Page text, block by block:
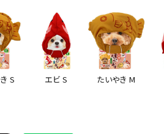
S エビ S たいやき M